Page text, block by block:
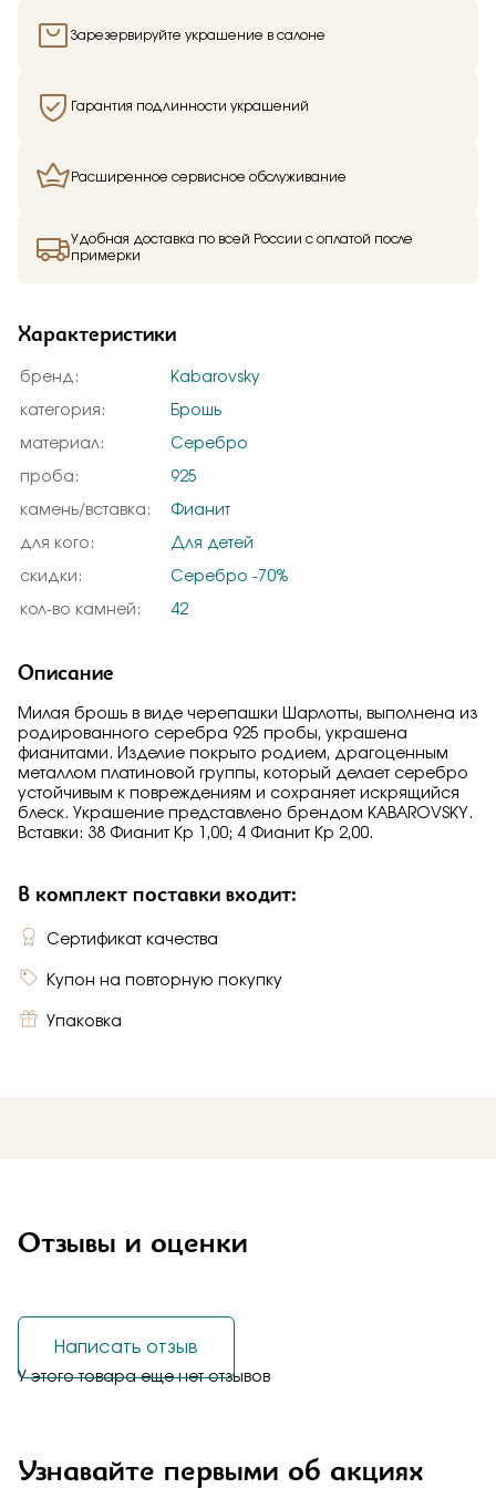
Зарезервируйте украшение в салоне
Гарантия подлинности украшений
Расширенное сервисное обслуживание
Удобная доставка по всей России с оплатой после
примерки
Характеристики
бренд: Kabarovsky
категория: Брошь
материал: Серебро
проба: 925
камень/вставка: Фианит
для кого: Для детей
скидки: Серебро -70%
кол-во камней: 42
Описание
Милая брошь в виде черепашки Шарлотты, выполнена из
родированного серебра 925 пробы, украшена
фианитами. Изделие покрыто родием, драгоценным
металлом платиновой группы, который делает серебро
устойчивым к повреждениям и сохраняет искрящийся
блеск. Украшение представлено брендом KABAROVSKY.
Вставки: 38 Фианит Кр 1,00; 4 Фианит Кр 2,00.
В комплект поставки входит:
Сертификат качества
Купон на повторную покупку
Упаковка
Отзывы и оценки
У этого товара еще нет отзывов
Написать отзыв
Узнавайте первыми об акциях